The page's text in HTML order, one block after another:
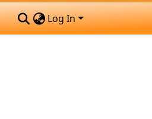
Log In